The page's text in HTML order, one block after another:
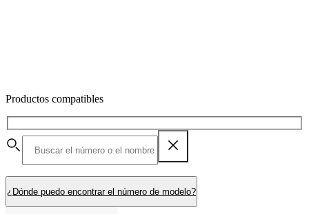
Productos compatibles
¿Dónde puedo encontrar el número de modelo?